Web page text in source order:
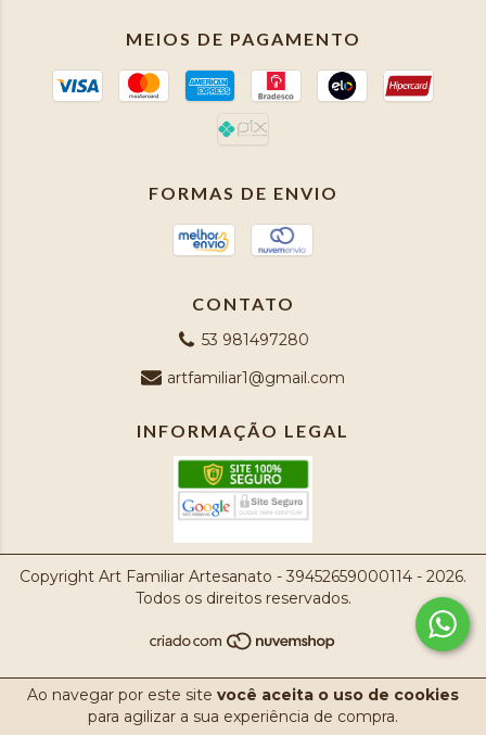
Ao navegar por este site você aceita o uso de cookies
para agilizar a sua experiência de compra.
MEIOS DE PAGAMENTO
FORMAS DE ENVIO
CONTATO
53 981497280
artfamiliar1@gmail.com
INFORMAÇÃO LEGAL
Copyright Art Familiar Artesanato - 39452659000114 - 2026.
Todos os direitos reservados.